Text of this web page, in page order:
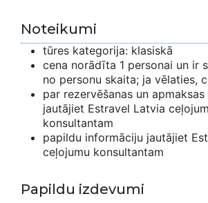
Noteikumi
tūres kategorija: klasiskā
cena norādīta 1 personai un ir
no personu skaita; ja vēlaties,
par rezervēšanas un
jautājiet Estravel Latvia
konsultantam
papildu informāciju jautājiet
ceļojumu konsultantam
Papildu izdevumi